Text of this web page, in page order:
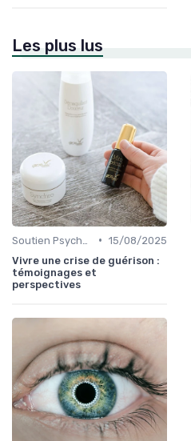
Les plus lus
• 15/08/2025
Vivre une crise de guérison :
témoignages et
perspectives